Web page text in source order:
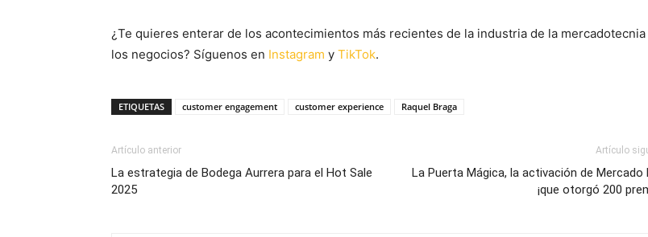
¿Te quieres enterar de los acontecimientos más recientes de la industria de la mercadotecnia
los negocios? Síguenos en Instagram y TikTok.
ETIQUETAS customer engagement customer experience Raquel Braga
Artículo anterior
La estrategia de Bodega Aurrera para el Hot Sale
2025
Artículo
La Puerta Mágica, la activación de Mercado
¡que otorgó 200